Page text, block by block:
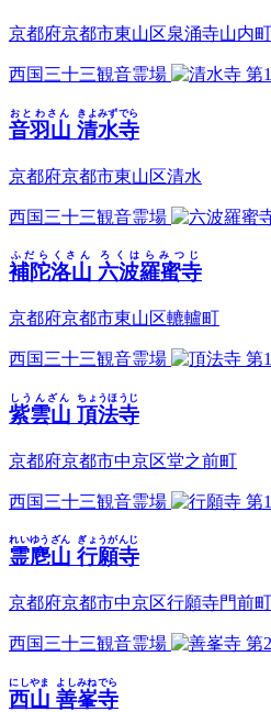
京都府京都市東山区泉涌寺山内町
西国三十三観音霊場 第
音羽山
おとわさん
清水寺
きよみずでら
京都府京都市東山区清水
西国三十三観音霊場
補陀洛山
ふだらくさん
六波羅蜜寺
ろくはらみつじ
京都府京都市東山区轆轤町
西国三十三観音霊場 第
紫雲山
しうんざん
頂法寺
ちょうほうじ
京都府京都市中京区堂之前町
西国三十三観音霊場 第
霊麀山
れいゆうざん
行願寺
ぎょうがんじ
京都府京都市中京区行願寺門前町
西国三十三観音霊場 第
西山
にしやま
善峯寺
よしみねでら